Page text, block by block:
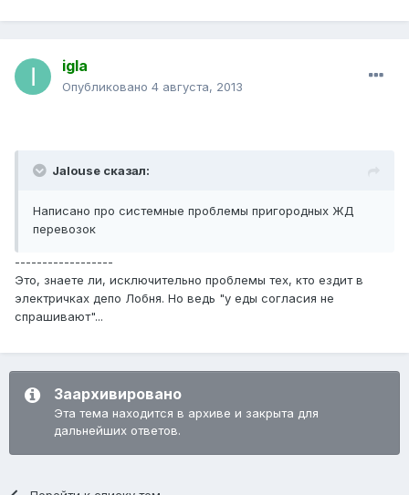
igla
Опубликовано 4 августа, 2013
Jalouse сказал:
Написано про системные проблемы пригородных ЖД
перевозок
------------------
Это, знаете ли, исключительно проблемы тех, кто ездит в
электричках депо Лобня. Но ведь "у еды согласия не
спрашивают"...
Заархивировано
Эта тема находится в архиве и закрыта для
дальнейших ответов.